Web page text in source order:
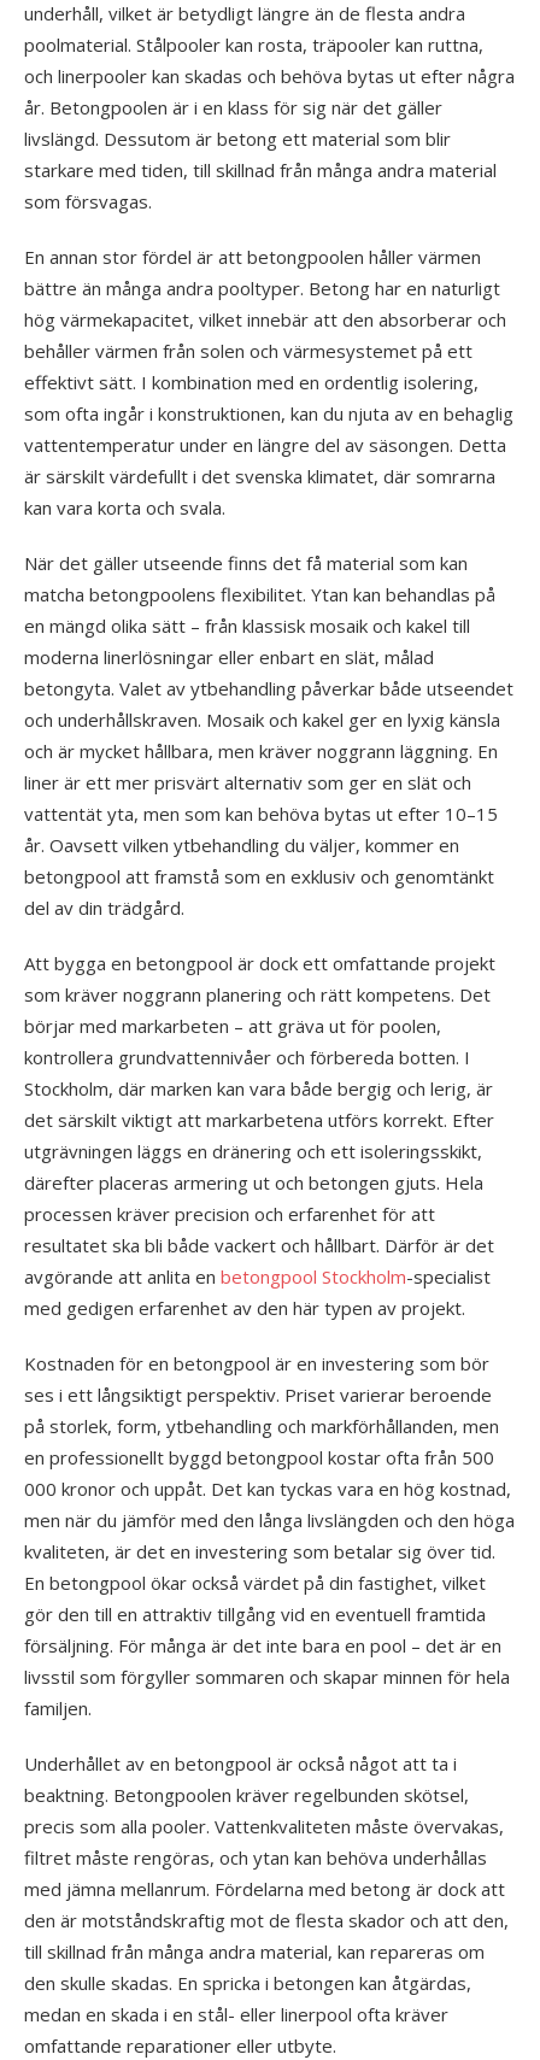
underhåll, vilket är betydligt längre än de flesta andra
poolmaterial. Stålpooler kan rosta, träpooler kan ruttna,
och linerpooler kan skadas och behöva bytas ut efter några
år. Betongpoolen är i en klass för sig när det gäller
livslängd. Dessutom är betong ett material som blir
starkare med tiden, till skillnad från många andra material
som försvagas.
En annan stor fördel är att betongpoolen håller värmen
bättre än många andra pooltyper. Betong har en naturligt
hög värmekapacitet, vilket innebär att den absorberar och
behåller värmen från solen och värmesystemet på ett
effektivt sätt. I kombination med en ordentlig isolering,
som ofta ingår i konstruktionen, kan du njuta av en behaglig
vattentemperatur under en längre del av säsongen. Detta
är särskilt värdefullt i det svenska klimatet, där somrarna
kan vara korta och svala.
När det gäller utseende finns det få material som kan
matcha betongpoolens flexibilitet. Ytan kan behandlas på
en mängd olika sätt – från klassisk mosaik och kakel till
moderna linerlösningar eller enbart en slät, målad
betongyta. Valet av ytbehandling påverkar både utseendet
och underhållskraven. Mosaik och kakel ger en lyxig känsla
och är mycket hållbara, men kräver noggrann läggning. En
liner är ett mer prisvärt alternativ som ger en slät och
vattentät yta, men som kan behöva bytas ut efter 10–15
år. Oavsett vilken ytbehandling du väljer, kommer en
betongpool att framstå som en exklusiv och genomtänkt
del av din trädgård.
Att bygga en betongpool är dock ett omfattande projekt
som kräver noggrann planering och rätt kompetens. Det
börjar med markarbeten – att gräva ut för poolen,
kontrollera grundvattennivåer och förbereda botten. I
Stockholm, där marken kan vara både bergig och lerig, är
det särskilt viktigt att markarbetena utförs korrekt. Efter
utgrävningen läggs en dränering och ett isoleringsskikt,
därefter placeras armering ut och betongen gjuts. Hela
processen kräver precision och erfarenhet för att
resultatet ska bli både vackert och hållbart. Därför är det
avgörande att anlita en betongpool Stockholm-specialist
med gedigen erfarenhet av den här typen av projekt.
Kostnaden för en betongpool är en investering som bör
ses i ett långsiktigt perspektiv. Priset varierar beroende
på storlek, form, ytbehandling och markförhållanden, men
en professionellt byggd betongpool kostar ofta från 500
000 kronor och uppåt. Det kan tyckas vara en hög kostnad,
men när du jämför med den långa livslängden och den höga
kvaliteten, är det en investering som betalar sig över tid.
En betongpool ökar också värdet på din fastighet, vilket
gör den till en attraktiv tillgång vid en eventuell framtida
försäljning. För många är det inte bara en pool – det är en
livsstil som förgyller sommaren och skapar minnen för hela
familjen.
Underhållet av en betongpool är också något att ta i
beaktning. Betongpoolen kräver regelbunden skötsel,
precis som alla pooler. Vattenkvaliteten måste övervakas,
filtret måste rengöras, och ytan kan behöva underhållas
med jämna mellanrum. Fördelarna med betong är dock att
den är motståndskraftig mot de flesta skador och att den,
till skillnad från många andra material, kan repareras om
den skulle skadas. En spricka i betongen kan åtgärdas,
medan en skada i en stål- eller linerpool ofta kräver
omfattande reparationer eller utbyte.